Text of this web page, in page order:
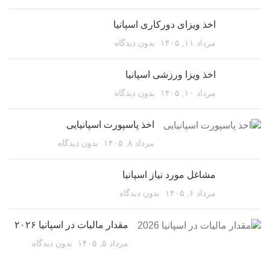
اخذ ویزای دورکاری اسپانیا
مرداد ۱۱, ۱۴۰۵ بدون دیدگاه
اخذ ویزا ورزشی اسپانیا
مرداد ۱۰, ۱۴۰۵ بدون دیدگاه
اخذ پاسپورت اسپانیایی
مرداد ۸, ۱۴۰۵ بدون دیدگاه
مشاغل مورد نیاز اسپانیا
مرداد ۶, ۱۴۰۵ بدون دیدگاه
مقدار مالیات در اسپانیا ۲۰۲۶
مرداد ۵, ۱۴۰۵ بدون دیدگاه